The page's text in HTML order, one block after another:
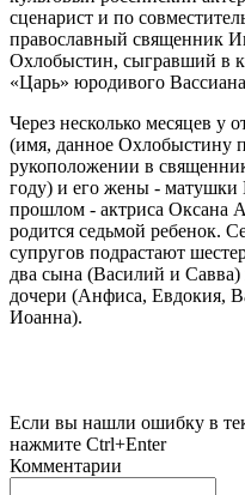
сценарист и по
православный священник
Охлобыстин, сыгравший в
«Царь» юродивого
Через несколько месяцев у
(имя, данное Охлобыстину
рукоположении в
году) и его жены - матушки
прошлом - актриса Оксана
родится седьмой ребенок.
супругов подрастают
два сына (Василий и Савва)
дочери (Анфиса, Евдокия,
Иоанна).
Если вы нашли ошибку в
нажмите Ctrl+Enter
Комментарии